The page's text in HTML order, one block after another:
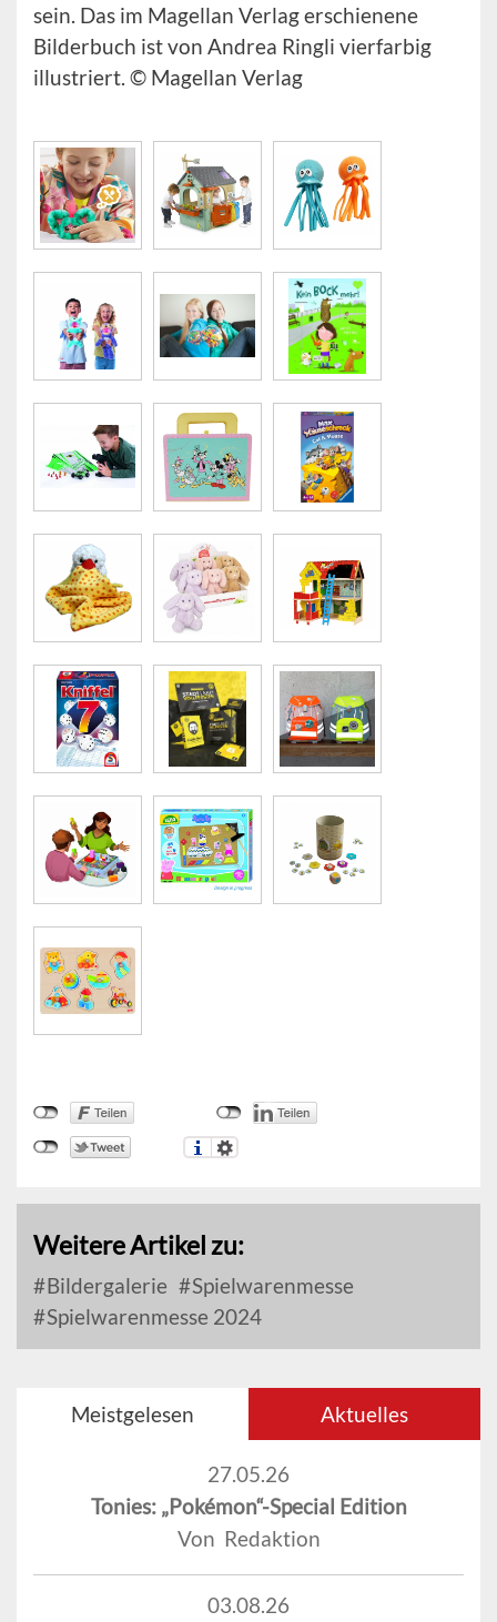
sein. Das im Magellan Verlag erschienene
Bilderbuch ist von Andrea Ringli vierfarbig
illustriert. © Magellan Verlag
Weitere Artikel zu:
Bildergalerie
Spielwarenmesse
Spielwarenmesse 2024
Meistgelesen Aktuelles
27.05.26
Tonies: „Pokémon“-Special Edition
Von Redaktion
03.08.26